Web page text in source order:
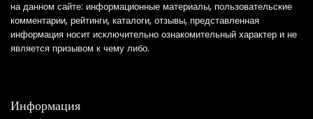
на данном сайте: информационные материалы, пользовательские
комментарии, рейтинги, каталоги, отзывы, представленная
информация носит исключительно ознакомительный характер и не
является призывом к чему либо.
Информация